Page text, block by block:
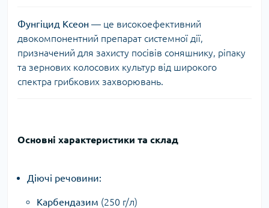
Фунгіцид Ксеон — це високоефективний
двокомпонентний препарат системної дії,
призначений для захисту посівів соняшнику, ріпаку
та зернових колосових культур від широкого
спектра грибкових захворювань.
Основні характеристики та склад
Діючі речовини:
Карбендазим (250 г/л)